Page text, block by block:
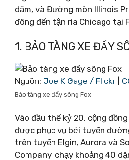
dặm, và Đường mòn Illinois
đông đến tận rìa Chicago tại
1. BẢO TÀNG XE ĐẨY
Nguồn: Joe K Gage / Flickr
Bảo tàng xe đẩy sông Fox
Vào đầu thế kỷ 20, cộng
được phục vụ bởi tuyến
trên tuyến Elgin, Aurora và
Company, chạy khoảng 40